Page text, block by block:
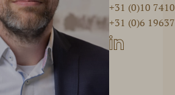
+31 (0)10
+31 (0)6